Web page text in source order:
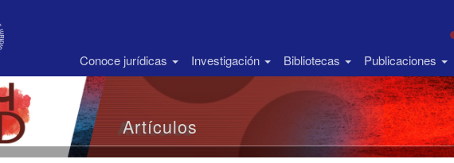
Conoce jurídicas Investigación Bibliotecas Publicaciones
Artículos